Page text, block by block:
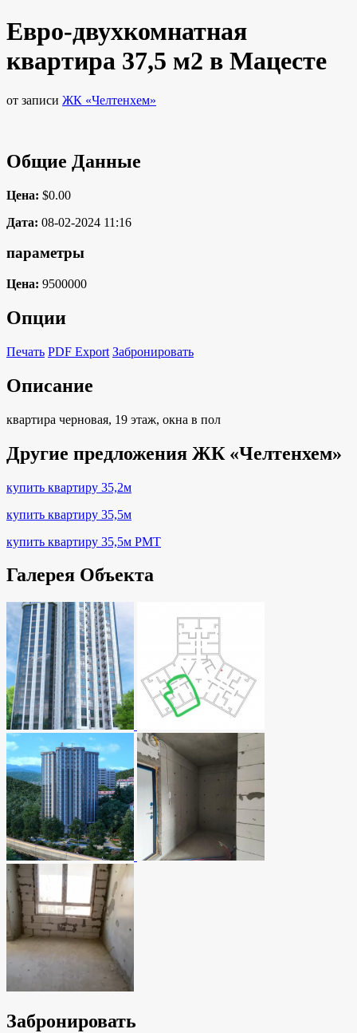
Евро-двухкомнатная
квартира 37,5 м2 в Мацесте
от записи ЖК «Челтенхем»
Общие Данные
Цена: $0.00
Дата: 08-02-2024 11:16
параметры
Цена: 9500000
Опции
Печать PDF Export Забронировать
Описание
квартира черновая, 19 этаж, окна в пол
Другие предложения ЖК «Челтенхем»
купить квартиру 35,2м
купить квартиру 35,5м
купить квартиру 35,5м РМТ
Галерея Объекта
Забронировать